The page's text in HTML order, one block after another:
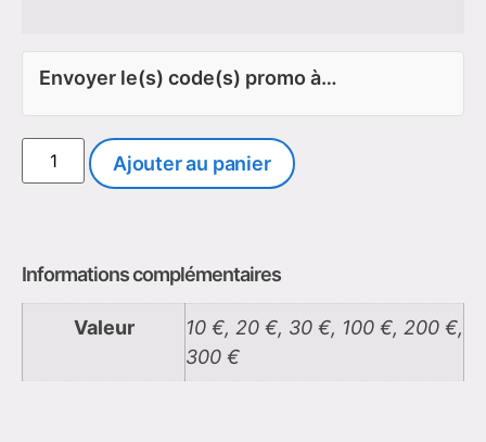
Envoyer le(s) code(s) promo à…
Ajouter au panier
Informations complémentaires
Valeur
10 €, 20 €, 30 €, 100 €, 200 €,
300 €